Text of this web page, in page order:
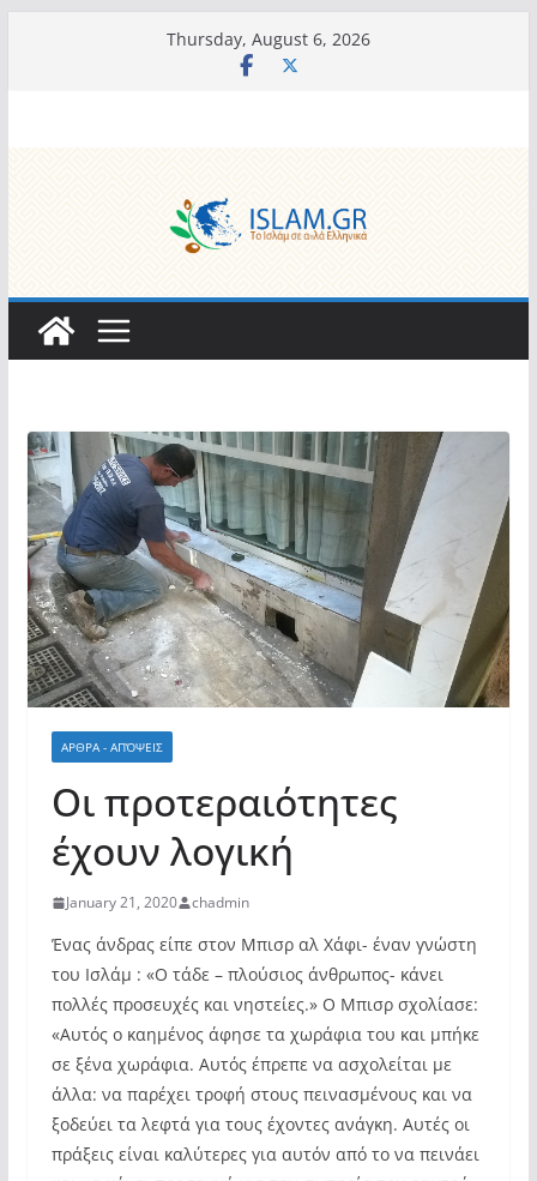
Thursday, August 6, 2026
ΑΡΘΡΑ - ΑΠΌΨΕΙΣ
Οι προτεραιότητες
έχουν λογική
January 21, 2020 chadmin
Ένας άνδρας είπε στον Μπισρ αλ Χάφι- έναν γνώστη
του Ισλάμ : «Ο τάδε – πλούσιος άνθρωπος- κάνει
πολλές προσευχές και νηστείες.» Ο Μπισρ σχολίασε:
«Αυτός ο καημένος άφησε τα χωράφια του και μπήκε
σε ξένα χωράφια. Αυτός έπρεπε να ασχολείται με
άλλα: να παρέχει τροφή στους πεινασμένους και να
ξοδεύει τα λεφτά για τους έχοντες ανάγκη. Αυτές οι
πράξεις είναι καλύτερες για αυτόν από το να πεινάει